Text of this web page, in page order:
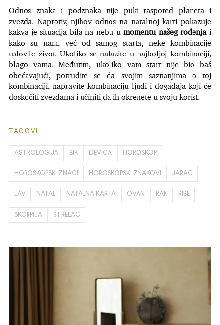
Odnos znaka i podznaka nije puki raspored planeta i
zvezda. Naprotiv, njihov odnos na natalnoj karti pokazuje
kakva je situacija bila na nebu umomentu našeg rođenjai
kako su nam, već od samog starta, neke kombinacije
uslovile život. Ukoliko se nalazite u najboljoj kombinaciji,
blago vama. Međutim, ukoliko vam start nije bio baš
obećavajući, potrudite se da svojim saznanjima o toj
kombinaciji, napravite kombinaciju ljudi i događaja koji će
doskočiti zvezdama i učiniti da ih okrenete u svoju korist.
TAGOVI
ASTROLOGIJA BIK DEVICA HOROSKOP
HOROSKOPSKI ZNACI HOROSKOPSKI ZNAKOVI JARAC
LAV NATAL NATALNA KARTA OVAN RAK RIBE
SKORPIJA STRELAC